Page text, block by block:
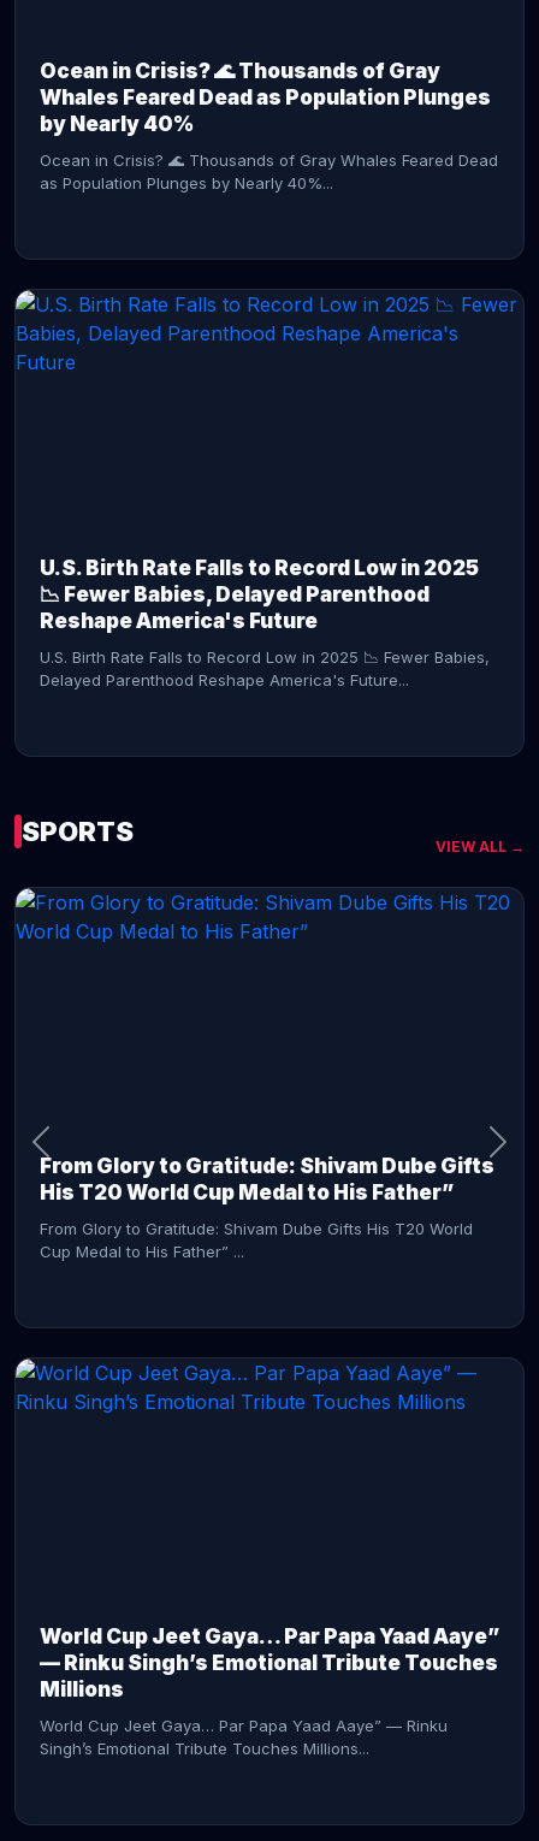
Ocean in Crisis? 🌊 Thousands of Gray
Whales Feared Dead as Population Plunges
by Nearly 40%
Ocean in Crisis? 🌊 Thousands of Gray Whales Feared Dead
as Population Plunges by Nearly 40%...
U.S. Birth Rate Falls to Record Low in 2025
📉 Fewer Babies, Delayed Parenthood
Reshape America's Future
U.S. Birth Rate Falls to Record Low in 2025 📉 Fewer Babies,
Delayed Parenthood Reshape America's Future...
SPORTS VIEW ALL →
From Glory to Gratitude: Shivam Dube Gifts
His T20 World Cup Medal to His Father”
From Glory to Gratitude: Shivam Dube Gifts His T20 World
Cup Medal to His Father” ...
World Cup Jeet Gaya… Par Papa Yaad Aaye”
— Rinku Singh’s Emotional Tribute Touches
Millions
World Cup Jeet Gaya… Par Papa Yaad Aaye” — Rinku
Singh’s Emotional Tribute Touches Millions...